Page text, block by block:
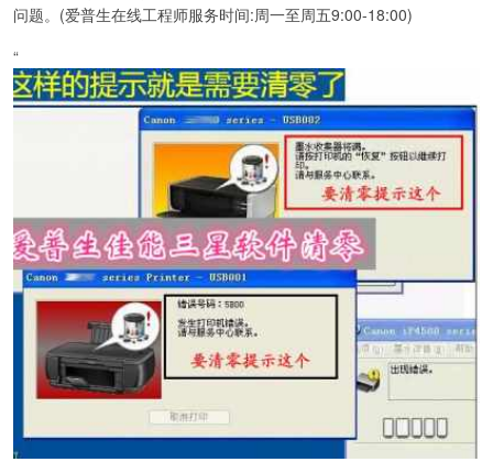
问题。(爱普生在线工程师服务时间:周一至周五9:00-18:00)
“